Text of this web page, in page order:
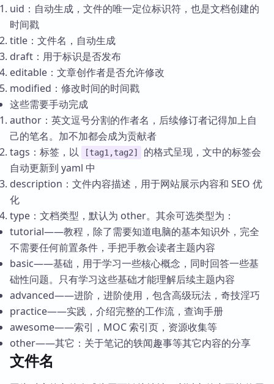
uid：自动生成，文件的唯一定位标识符，也是文档创建的
时间戳
title：文件名，自动生成
draft：用于标识是否发布
editable：文章创作者是否允许修改
modified：修改时间的时间戳
这些需要手动完成
author：英文逗号分割的作者名，后续修订者记得加上自
己的笔名。加不加都会成为贡献者
tags：标签，以
[tag1,tag2]
的格式呈现，文中的标签会
自动更新到 yaml 中
description：文件内容描述，用于网站展示内容和 SEO 优
化
type：文档类型，默认为 other。其余可选类型为：
tutorial——教程，除了需要知道电脑的基本知识外，完全
不需要任何前置条件，手把手教会读者主题内容
basic——基础，用于学习一些核心概念，同时回答一些基
础性问题。只有学习这些基础才能理解后续主题内容
advanced——进阶，进阶使用，包含高级玩法，奇技淫巧
practice——实践，介绍完整的工作流，查询手册
awesome——索引，MOC 索引页，资源收集等
other——其它：关于笔记的轶闻趣事等其它内容的分享
文件名